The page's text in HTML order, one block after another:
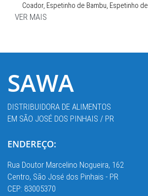
Coador, Espetinho de Bambu, Espetinho
VER MAIS
SAWA
DISTRIBUIDORA DE ALIMENTOS
EM SÃO JOSÉ DOS PINHAIS / PR
ENDEREÇO:
Rua Doutor Marcelino Nogueira, 162
Centro, São José dos Pinhais - PR
CEP: 83005370